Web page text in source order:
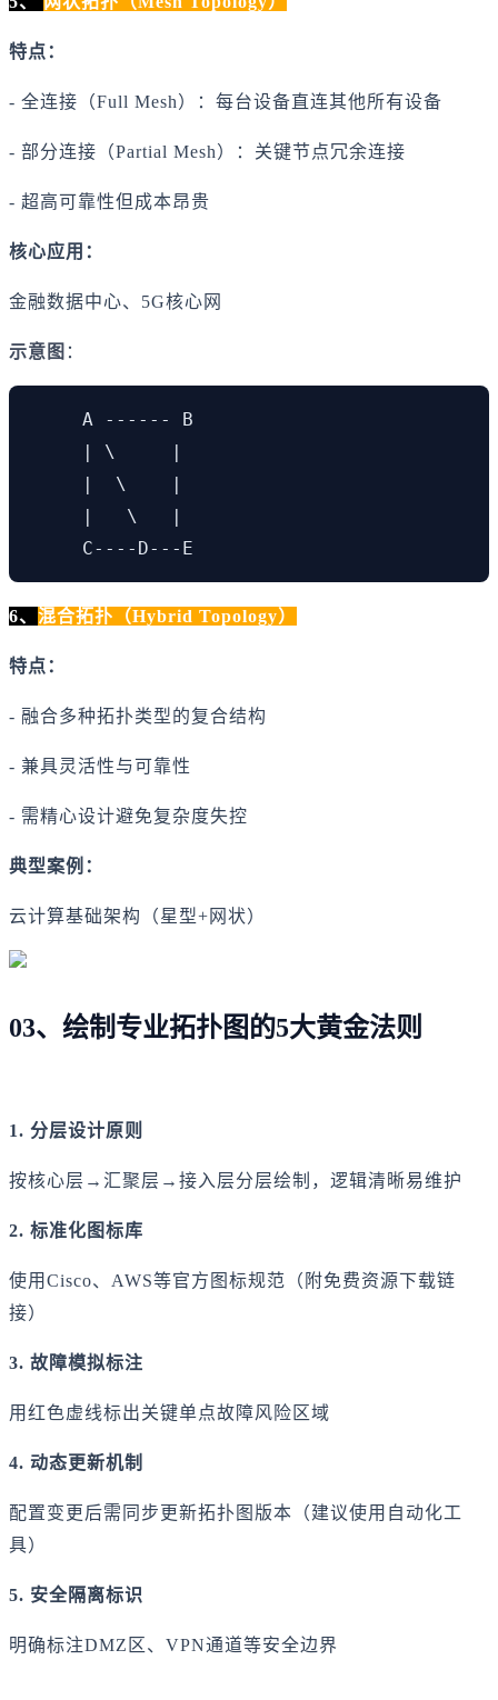
特点：
- 全连接（Full Mesh）：每台设备直连其他所有设备
- 部分连接（Partial Mesh）：关键节点冗余连接
- 超高可靠性但成本昂贵
核心应用：
金融数据中心、5G核心网
示意图 ：
A ------ B
| \     |
|  \    |
|   \   |
C----D---E
6、 混合拓扑（Hybrid Topology）
特点：
- 融合多种拓扑类型的复合结构
- 兼具灵活性与可靠性
- 需精心设计避免复杂度失控
典型案例：
云计算基础架构（星型+网状）
03、绘制专业拓扑图的5大黄金法则
1. 分层设计原则
按核心层→汇聚层→接入层分层绘制，逻辑清晰易维护
2. 标准化图标库
使用Cisco、AWS等官方图标规范（附免费资源下载链
接）
3. 故障模拟标注
用红色虚线标出关键单点故障风险区域
4. 动态更新机制
配置变更后需同步更新拓扑图版本（建议使用自动化工
具）
5. 安全隔离标识
明确标注DMZ区、VPN通道等安全边界